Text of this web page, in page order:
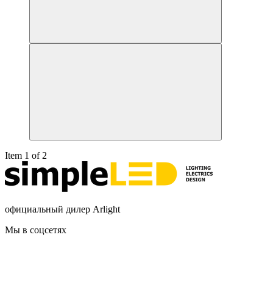
Item 1 of 2
официальный дилер Arlight
Мы в соцсетях